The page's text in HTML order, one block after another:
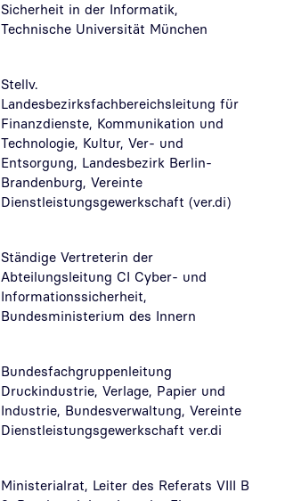
Sicherheit in der Informatik,
Technische Universität München
Stellv.
Landesbezirksfachbereichsleitung für
Finanzdienste, Kommunikation und
Technologie, Kultur, Ver- und
Entsorgung, Landesbezirk Berlin-
Brandenburg, Vereinte
Dienstleistungsgewerkschaft (ver.di)
Ständige Vertreterin der
Abteilungsleitung CI Cyber- und
Informationssicherheit,
Bundesministerium des Innern
Bundesfachgruppenleitung
Druckindustrie, Verlage, Papier und
Industrie, Bundesverwaltung, Vereinte
Dienstleistungsgewerkschaft ver.di
Ministerialrat, Leiter des Referats VIII B